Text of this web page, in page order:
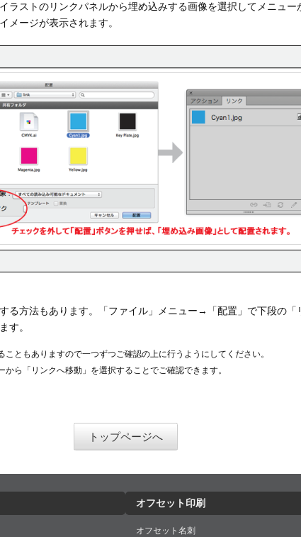
ラストのリンクパネルから埋め込みする画像を選択してメニュ
メージが表示されます。
る方法もあります。「ファイル」メニュー→「配置」で下段の「
す。
ともありますので一つずつご確認の上に行うようにしてください。
ら「リンクへ移動」を選択することでご確認できます。
トップページへ
オフセット印刷
オフセット名刺